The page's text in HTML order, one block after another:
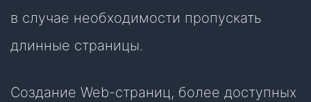
в случае необходимости пропускать
длинные страницы.
Создание Web-страниц, более доступных